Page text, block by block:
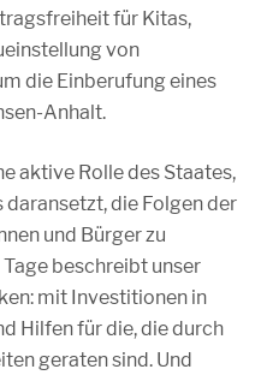
für Kitas,
von
die Einberufung eines
Anhalt.
aktive Rolle des Staates,
die Folgen der
und Bürger zu
beschreibt unser
mit Investitionen in
Hilfen für die, die durch
geraten sind. Und